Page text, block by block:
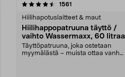
1561
Hiilihapotuslaitteet & maut
Hiilihappopatruuna täyttö /
vaihto Wassermaxx, 60 litraa
Täyttöpatruuna, joka ostetaan
myymälästä – muista ottaa vanha
4.5viidestä